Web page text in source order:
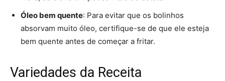
Óleo bem quente: Para evitar que os bolinhos
absorvam muito óleo, certifique-se de que ele esteja
bem quente antes de começar a fritar.
Variedades da Receita